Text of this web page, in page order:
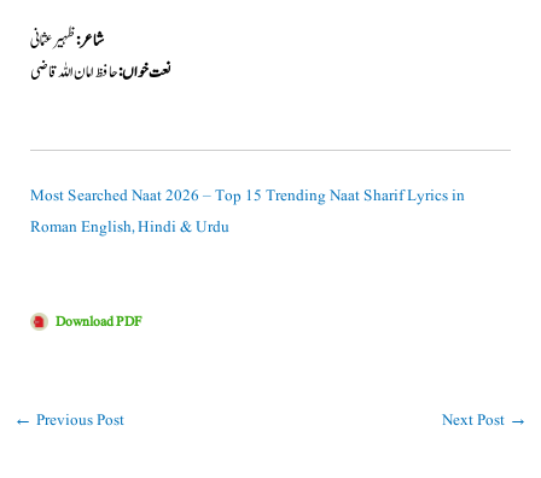
شاعر:ظہیر عثمانی
نعت خواں:حافظ امان اللہ قاضی
Most Searched Naat 2026 – Top 15 Trending Naat Sharif Lyrics in
Roman English, Hindi & Urdu
Download PDF
← Previous Post Next Post →